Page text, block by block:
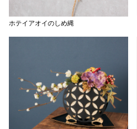
ホテイアオイのしめ縄